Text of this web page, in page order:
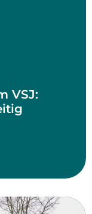
VSJ: